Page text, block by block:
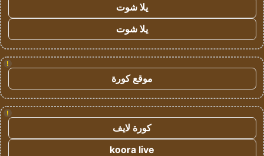
يلا شوت
يلا شوت
!
موقع كورة
!
كورة لايف
koora live